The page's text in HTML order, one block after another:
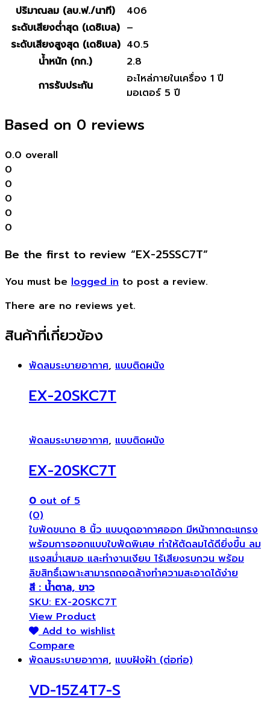
ปริมาณลม (ลบ.ฟ./นาที)
406
ระดับเสียงต่ำสุด (เดซิเบล) –
ระดับเสียงสูงสุด (เดซิเบล) 40.5
น้ำหนัก (กก.)
2.8
การรับประกัน
อะไหล่ภายในเครื่อง 1 ปี
มอเตอร์ 5 ปี
Based on 0 reviews
0.0 overall
0
0
0
0
0
Be the first to review “EX-25SSC7T”
You must be logged in to post a review.
There are no reviews yet.
สินค้าที่เกี่ยวข้อง
พัดลมระบายอากาศ, แบบติดผนัง
EX-20SKC7T
พัดลมระบายอากาศ, แบบติดผนัง
EX-20SKC7T
0out of 5
(0)
ใบพัดขนาด 8 นิ้ว แบบดูดอากาศออก มีหน้ากากตะแกรง
พร้อมการออกแบบใบพัดพิเศษ ทำให้ตัดลมได้ดียิ่งขึ้น ลม
แรงสม่ำเสมอ และทำงานเงียบ ไร้เสียงรบกวน พร้อม
ลิขสิทธิ์เฉพาะสามารถถอดล้างทำความสะอาดได้ง่าย
สี : น้ำตาล, ขาว
SKU: EX-20SKC7T
View Product
Add to wishlist
Compare
พัดลมระบายอากาศ, แบบฝังฝ้า (ต่อท่อ)
VD-15Z4T7-S